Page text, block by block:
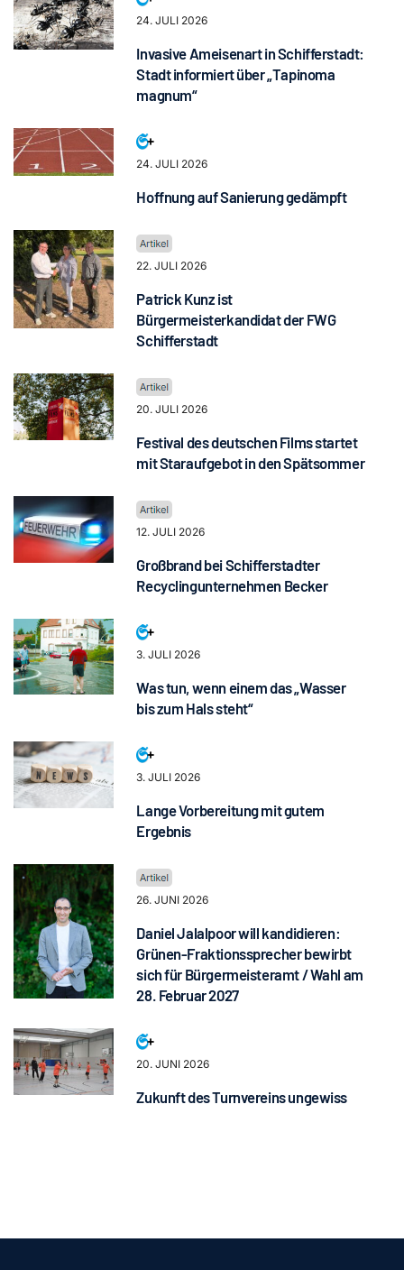
24. JULI 2026
Invasive Ameisenart in Schifferstadt:
Stadt informiert über „Tapinoma
magnum“
24. JULI 2026
Hoffnung auf Sanierung gedämpft
22. JULI 2026
Patrick Kunz ist
Bürgermeisterkandidat der FWG
Schifferstadt
20. JULI 2026
Festival des deutschen Films startet
mit Staraufgebot in den Spätsommer
12. JULI 2026
Großbrand bei Schifferstadter
Recyclingunternehmen Becker
3. JULI 2026
Was tun, wenn einem das „Wasser
bis zum Hals steht“
3. JULI 2026
Lange Vorbereitung mit gutem
Ergebnis
26. JUNI 2026
Daniel Jalalpoor will kandidieren:
Grünen-Fraktionssprecher bewirbt
sich für Bürgermeisteramt / Wahl am
28. Februar 2027
20. JUNI 2026
Zukunft des Turnvereins ungewiss